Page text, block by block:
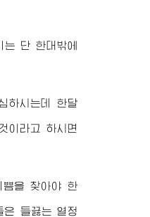
단 한대밖에
하시는데 한달
이라고 하시면
쁨을 찾아야 한
은 들끓는 열정